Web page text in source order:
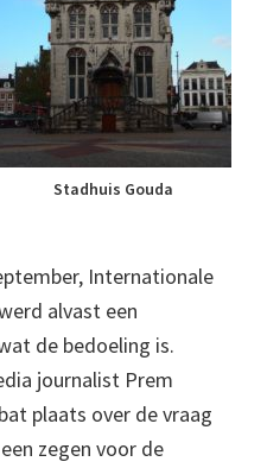
Stadhuis Gouda
Internationale
alvast een
de bedoeling is.
journalist Prem
plaats over de vraag
zegen voor de